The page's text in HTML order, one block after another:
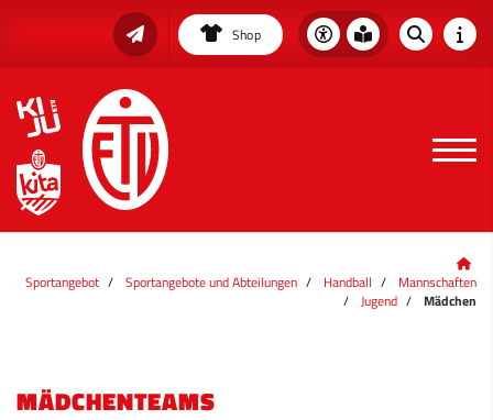
Shop
Sportangebot Sportangebote und Abteilungen Handball
Mannschaften
Jugend
Mädchen
MÄDCHENTEAMS